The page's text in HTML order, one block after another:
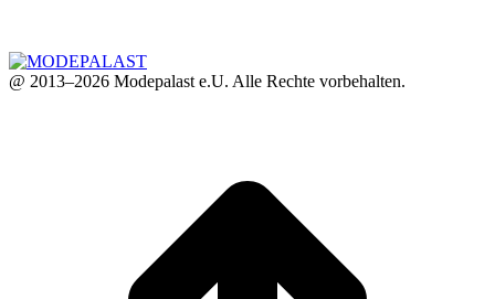
@ 2013–2026 Modepalast e.U. Alle Rechte vorbehalten.